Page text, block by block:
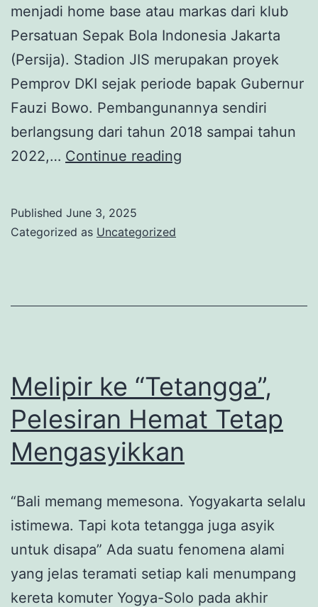
menjadi home base atau markas dari klub
Persatuan Sepak Bola Indonesia Jakarta
(Persija). Stadion JIS merupakan proyek
Pemprov DKI sejak periode bapak Gubernur
Fauzi Bowo. Pembangunannya sendiri
berlangsung dari tahun 2018 sampai tahun
2022,… Continue reading
ke
Atap
“Sky
View
Deck”
Melihat
Pesisir
Utara
Jakarta
Published June 3, 2025
Categorized as Uncategorized
Melipir ke “Tetangga”,
Pelesiran Hemat Tetap
Mengasyikkan
“Bali memang memesona. Yogyakarta selalu
istimewa. Tapi kota tetangga juga asyik
untuk disapa” Ada suatu fenomena alami
yang jelas teramati setiap kali menumpang
kereta komuter Yogya-Solo pada akhir